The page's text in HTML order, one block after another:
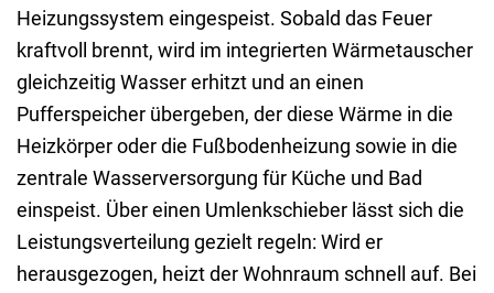
Heizungssystem eingespeist. Sobald das Feuer
kraftvoll brennt, wird im integrierten Wärmetauscher
gleichzeitig Wasser erhitzt und an einen
Pufferspeicher übergeben, der diese Wärme in die
Heizkörper oder die Fußbodenheizung sowie in die
zentrale Wasserversorgung für Küche und Bad
einspeist. Über einen Umlenkschieber lässt sich die
Leistungsverteilung gezielt regeln: Wird er
herausgezogen, heizt der Wohnraum schnell auf. Bei